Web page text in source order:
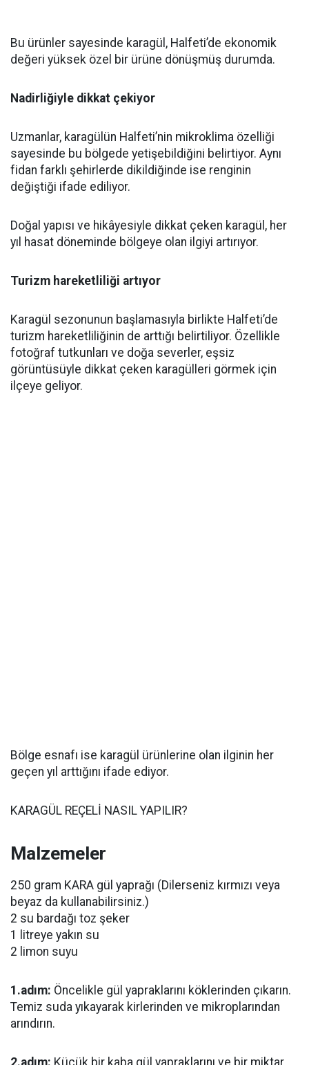
Bu ürünler sayesinde karagül, Halfeti’de ekonomik
değeri yüksek özel bir ürüne dönüşmüş durumda.
Nadirliğiyle dikkat çekiyor
Uzmanlar, karagülün Halfeti’nin mikroklima özelliği
sayesinde bu bölgede yetişebildiğini belirtiyor. Aynı
fidan farklı şehirlerde dikildiğinde ise renginin
değiştiği ifade ediliyor.
Doğal yapısı ve hikâyesiyle dikkat çeken karagül, her
yıl hasat döneminde bölgeye olan ilgiyi artırıyor.
Turizm hareketliliği artıyor
Karagül sezonunun başlamasıyla birlikte Halfeti’de
turizm hareketliliğinin de arttığı belirtiliyor. Özellikle
fotoğraf tutkunları ve doğa severler, eşsiz
görüntüsüyle dikkat çeken karagülleri görmek için
ilçeye geliyor.
Bölge esnafı ise karagül ürünlerine olan ilginin her
geçen yıl arttığını ifade ediyor.
KARAGÜL REÇELİ NASIL YAPILIR?
Malzemeler
250 gram KARA gül yaprağı (Dilerseniz kırmızı veya
beyaz da kullanabilirsiniz.)
2 su bardağı toz şeker
1 litreye yakın su
2 limon suyu
1.adım: Öncelikle gül yapraklarını köklerinden çıkarın.
Temiz suda yıkayarak kirlerinden ve mikroplarından
arındırın.
2.adım: Küçük bir kaba gül yapraklarını ve bir miktar